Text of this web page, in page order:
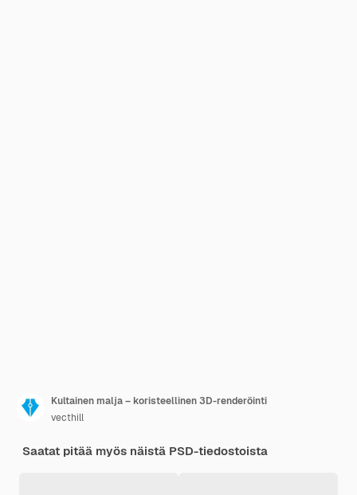
Kultainen malja – koristeellinen 3D-renderöinti
vecthill
Saatat pitää myös näistä PSD-tiedostoista